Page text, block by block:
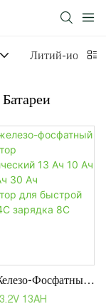
Литий-ионный
Фосфатный
3.2V 13AH